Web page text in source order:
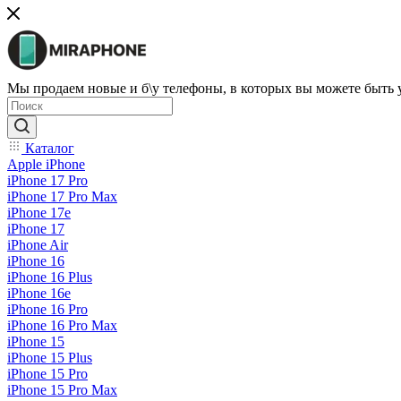
Мы продаем новые и б\у телефоны, в которых вы можете быть
Каталог
Apple iPhone
iPhone 17 Pro
iPhone 17 Pro Max
iPhone 17e
iPhone 17
iPhone Air
iPhone 16
iPhone 16 Plus
iPhone 16e
iPhone 16 Pro
iPhone 16 Pro Max
iPhone 15
iPhone 15 Plus
iPhone 15 Pro
iPhone 15 Pro Max